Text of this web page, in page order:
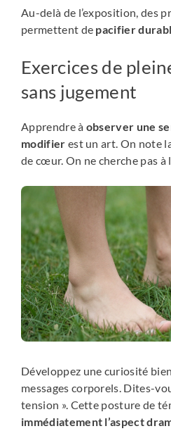
Au-delà de l’exposition, des
permettent de pacifier
Exercices de
sans jugement
Apprendre à observer une
modifier est un art. On note
de cœur. On ne cherche pas à
Développez une curiosité
messages corporels. Dites-
tension ». Cette posture de
immédiatement l’aspect